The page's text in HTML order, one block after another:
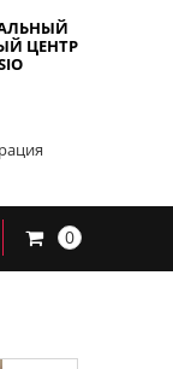
ЦЕНТР
0